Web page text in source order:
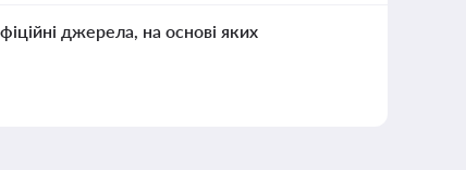
джерела, на основі яких